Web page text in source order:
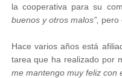
la cooperativa para su
buenos y otros malos”, pero
Hace varios años está
tarea que ha realizado por
me mantengo muy feliz con